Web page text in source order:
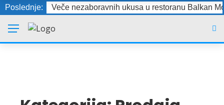
Poslednje: Veče nezaboravnih ukusa u restoranu Balkan